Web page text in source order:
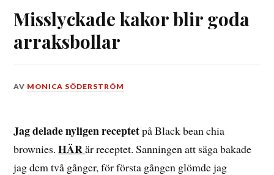
Misslyckade kakor blir goda
arraksbollar
DEN
2016
AV MONICA SÖDERSTRÖM
Jag delade nyligen receptetpå Black bean chia
brownies.HÄRär receptet. Sanningen att säga bakade
jag dem två gånger, för första gången glömde jag